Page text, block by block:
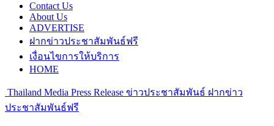
Contact Us
About Us
ADVERTISE
ฝากข่าวประชาสัมพันธ์ฟรี
เงื่อนไขการให้บริการ
HOME
Thailand Media Press Release ข่าวประชาสัมพันธ์ ฝากข่าว
ประชาสัมพันธ์ฟรี